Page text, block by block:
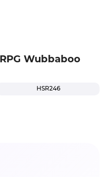
Wubbaboo
HSR246